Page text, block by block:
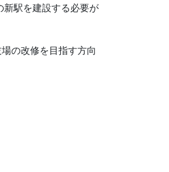
駅を建設する必要が
の改修を目指す方向